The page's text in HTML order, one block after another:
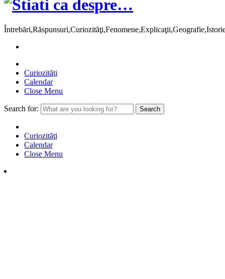
Curiozităţi
Calendar
Close Menu
Search for:
Curiozităţi
Calendar
Close Menu